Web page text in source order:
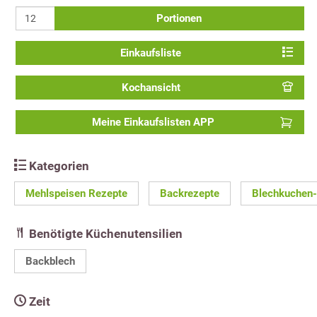
Portionen
Einkaufsliste
Kochansicht
Meine Einkaufslisten APP
Kategorien
Mehlspeisen Rezepte Backrezepte
Benötigte Küchenutensilien
Backblech
Zeit